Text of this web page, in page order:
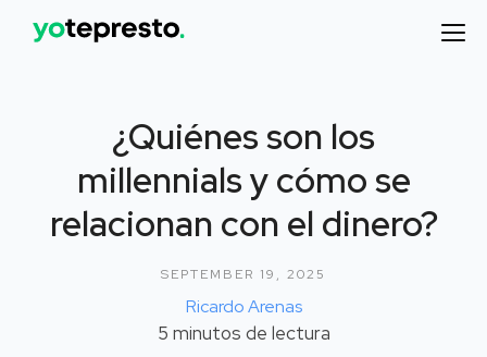
¿Quiénes son los
millennials y cómo se
relacionan con el dinero?
SEPTEMBER 19, 2025
Ricardo Arenas
5 minutos de lectura